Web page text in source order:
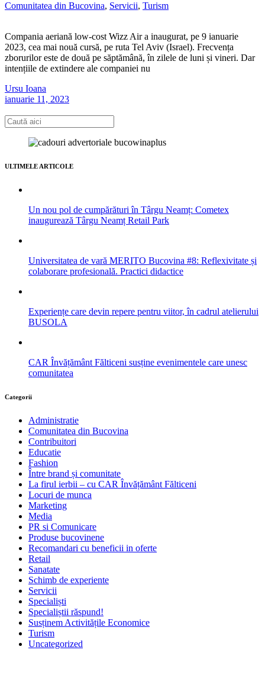
Comunitatea din Bucovina, Servicii, Turism
Compania aeriană low-cost Wizz Air a inaugurat, pe 9 ianuarie
2023, cea mai nouă cursă, pe ruta Tel Aviv (Israel). Frecvența
zborurilor este de două pe săptămână, în zilele de luni și vineri. Dar
intențiile de extindere ale companiei nu
Ursu Ioana
ianuarie 11, 2023
ULTIMELE ARTICOLE
Un nou pol de cumpărături în Târgu Neamț: Cometex
inaugurează Târgu Neamț Retail Park
Universitatea de vară MERITO Bucovina #8: Reflexivitate și
colaborare profesională. Practici didactice
Experiențe care devin repere pentru viitor, în cadrul atelierului
BUSOLA
CAR Învățământ Fălticeni susține evenimentele care unesc
comunitatea
Categorii
Administratie
Comunitatea din Bucovina
Contribuitori
Educatie
Fashion
Între brand și comunitate
La firul ierbii – cu CAR Învățământ Fălticeni
Locuri de munca
Marketing
Media
PR si Comunicare
Produse bucovinene
Recomandari cu beneficii in oferte
Retail
Sanatate
Schimb de experiente
Servicii
Specialiști
Specialiștii răspund!
Susținem Activitățile Economice
Turism
Uncategorized